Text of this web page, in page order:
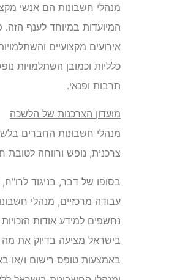
מנהלי חשבונות הם אנשי
המיועדות במיוחד לענף הזה.
אירועים מקצועיים
כלליות וכמובן השתלמויות
תרבות ופנאי.
מועדון הצרכנות של הלשכה
מנהלי חשבונות החברים
צרכנית, נופש ורווחה
בסופו של דבר, בניגוד
עבודה מרכזיים, מנהלי
נחשפים למידע אודות
בישראל מציעה בדיוק את
באמצעות טופס רישום ו/או